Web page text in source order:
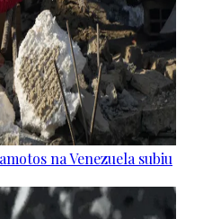
na Venezuela subiu